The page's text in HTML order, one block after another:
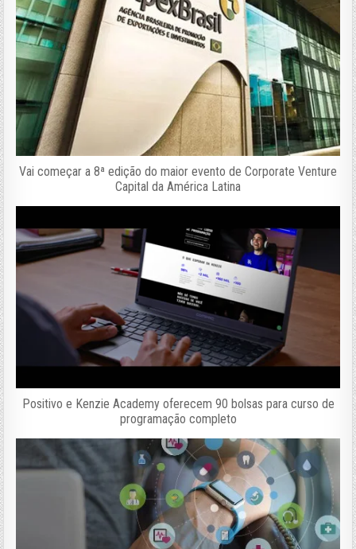
Vai começar a 8ª edição do maior evento de Corporate Venture
Capital da América Latina
Positivo e Kenzie Academy oferecem 90 bolsas para curso de
programação completo